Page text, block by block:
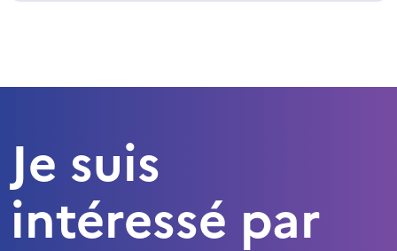
Je suis
intéressé par